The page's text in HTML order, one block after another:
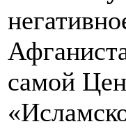
самой